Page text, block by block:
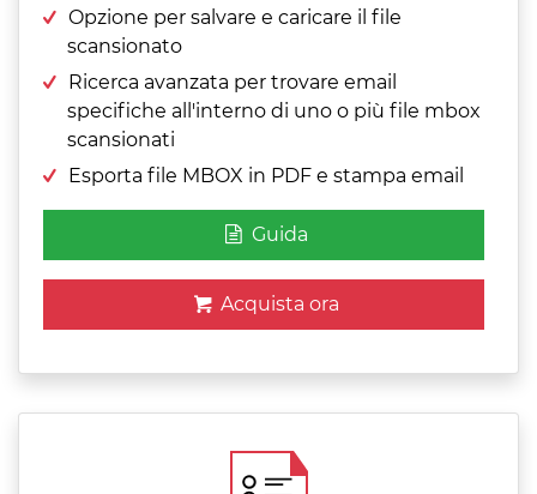
Opzione per salvare e caricare il file
scansionato
Ricerca avanzata per trovare email
specifiche all'interno di uno o più file mbox
scansionati
Esporta file MBOX in PDF e stampa email
Guida
Acquista ora